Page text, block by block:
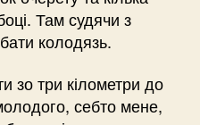
Там судячи з
колодязь.
зо три кілометри до
себто мене,